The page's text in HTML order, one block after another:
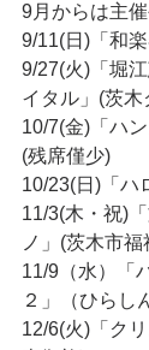
9月からは主催
9/11(日)「和
9/27(火)「堀
イタル」(茨
10/7(金)「ハ
(残席僅少)
10/23(日)「ハ
11/3(木・祝)
ノ」(茨木市
11/9（水）「
２」（ひらし
12/6(火)「ク